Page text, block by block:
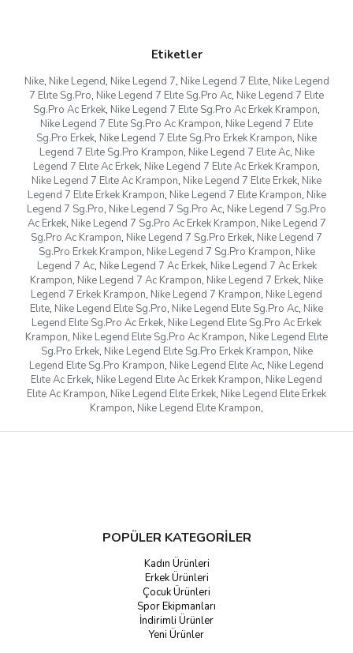
Etiketler
Nike, Nike Legend, Nike Legend 7, Nike Legend 7 Elıte, Nike Legend
7 Elıte Sg.Pro, Nike Legend 7 Elıte Sg.Pro Ac, Nike Legend 7 Elıte
Sg.Pro Ac Erkek, Nike Legend 7 Elıte Sg.Pro Ac Erkek Krampon,
Nike Legend 7 Elıte Sg.Pro Ac Krampon, Nike Legend 7 Elıte
Sg.Pro Erkek, Nike Legend 7 Elıte Sg.Pro Erkek Krampon, Nike
Legend 7 Elıte Sg.Pro Krampon, Nike Legend 7 Elıte Ac, Nike
Legend 7 Elıte Ac Erkek, Nike Legend 7 Elıte Ac Erkek Krampon,
Nike Legend 7 Elıte Ac Krampon, Nike Legend 7 Elıte Erkek, Nike
Legend 7 Elıte Erkek Krampon, Nike Legend 7 Elıte Krampon, Nike
Legend 7 Sg.Pro, Nike Legend 7 Sg.Pro Ac, Nike Legend 7 Sg.Pro
Ac Erkek, Nike Legend 7 Sg.Pro Ac Erkek Krampon, Nike Legend 7
Sg.Pro Ac Krampon, Nike Legend 7 Sg.Pro Erkek, Nike Legend 7
Sg.Pro Erkek Krampon, Nike Legend 7 Sg.Pro Krampon, Nike
Legend 7 Ac, Nike Legend 7 Ac Erkek, Nike Legend 7 Ac Erkek
Krampon, Nike Legend 7 Ac Krampon, Nike Legend 7 Erkek, Nike
Legend 7 Erkek Krampon, Nike Legend 7 Krampon, Nike Legend
Elıte, Nike Legend Elıte Sg.Pro, Nike Legend Elıte Sg.Pro Ac, Nike
Legend Elıte Sg.Pro Ac Erkek, Nike Legend Elıte Sg.Pro Ac Erkek
Krampon, Nike Legend Elıte Sg.Pro Ac Krampon, Nike Legend Elıte
Sg.Pro Erkek, Nike Legend Elıte Sg.Pro Erkek Krampon, Nike
Legend Elıte Sg.Pro Krampon, Nike Legend Elıte Ac, Nike Legend
Elıte Ac Erkek, Nike Legend Elıte Ac Erkek Krampon, Nike Legend
Elıte Ac Krampon, Nike Legend Elıte Erkek, Nike Legend Elıte Erkek
Krampon, Nike Legend Elıte Krampon,
POPÜLER KATEGORİLER
Kadın Ürünleri
Erkek Ürünleri
Çocuk Ürünleri
Spor Ekipmanları
İndirimli Ürünler
Yeni Ürünler